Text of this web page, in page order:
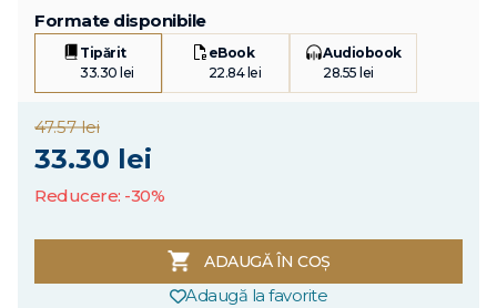
Formate disponibile
Tipărit
33.30 lei
eBook
22.84 lei
Audiobook
28.55 lei
47.57 lei
33.30 lei
Reducere: -30%
ADAUGĂ ÎN COȘ
Adaugă la favorite